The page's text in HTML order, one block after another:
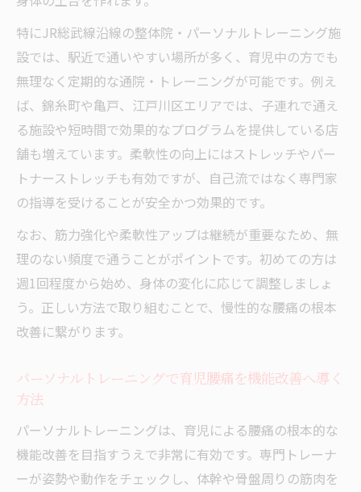
特にJR総武線沿線の整体院・パーソナルトレーニング施
設では、駅近で通いやすい場所が多く、育児中の方でも
無理なく定期的な通院・トレーニングが可能です。例え
ば、錦糸町や亀戸、江戸川区エリアでは、子連れで通え
る施設や短時間で効果的なプログラムを提供している店
舗も増えています。柔軟性の向上にはストレッチやパー
トナーストレッチも有効ですが、自己流ではなく専門家
の指導を受けることが安全かつ効果的です。
なお、筋力強化や柔軟性アップは継続が重要なため、無
理のない頻度で通うことがポイントです。初めての方は
週1回程度から始め、身体の変化に応じて調整しましょ
う。正しい方法で取り組むことで、慢性的な腰痛の根本
改善に繋がります。
パーソナルトレーニングで育児腰痛を機能改善へ導く
方法
パーソナルトレーニングは、育児による腰痛の根本的な
機能改善を目指すうえで非常に有効です。専門トレーナ
ーが姿勢や動作をチェックし、体幹や骨盤周りの筋肉を